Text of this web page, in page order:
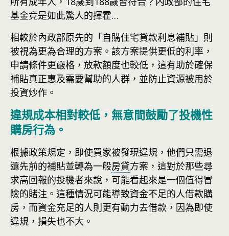
基金竟是如此驚人的揮霍…
相較於內政部原先的「自購住宅貸款利息補貼」則
被視為更為合理的方案。該方案提供更低的利率，
申請條件更嚴格，放款額度也較低，這有助於確保
補貼真正惠及需要幫助的人群，並防止資源被用於
投資炒作。
違規成本相對較低，無意間鼓勵了投機性
購房行為。
根據政策規定，即使買家被發現違規，他們只需退
還先前的補貼並轉為一般房貸方案，這對於那些尋
求高回報的投機者來說，可能看起來是一個值得冒
險的賭注。這種情況可能導致資金不足的人借款購
房，而資金充足的人則更有動力去借款，因為即使
違規，損失也不大。